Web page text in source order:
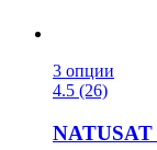
3 опции
4.5 (26)
NATUSAT